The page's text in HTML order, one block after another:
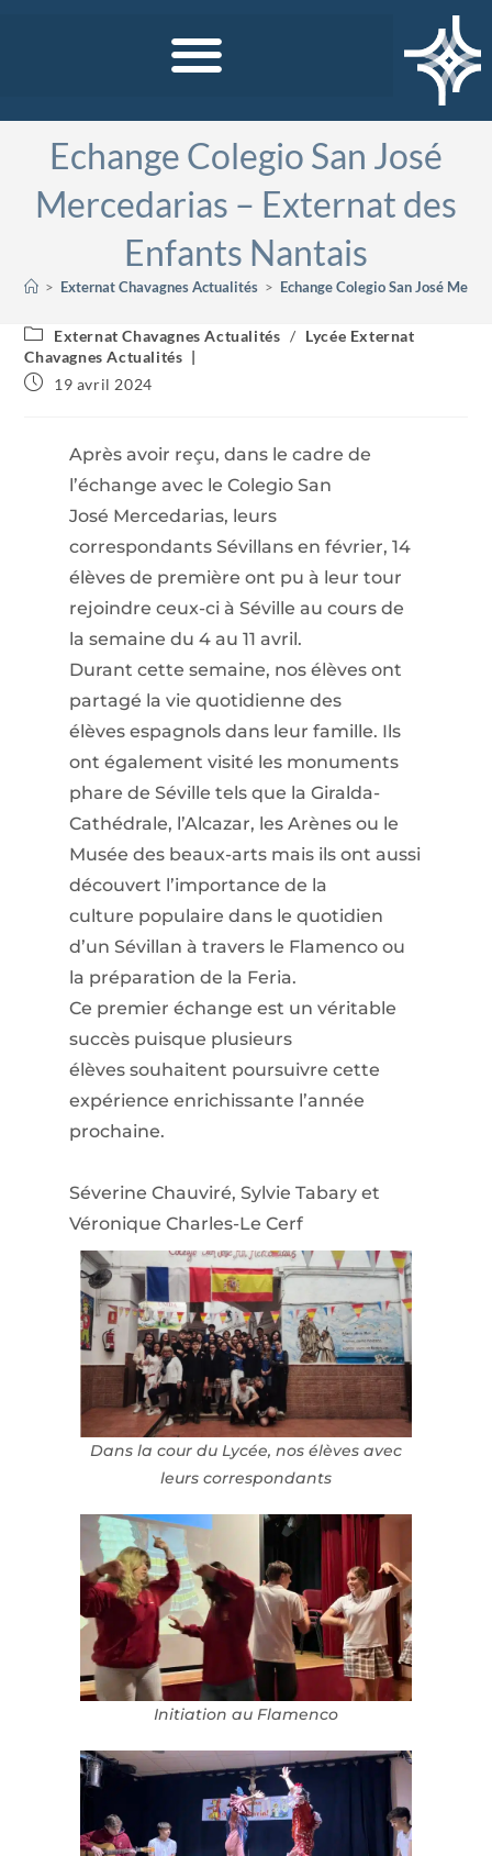
Echange Colegio San José
Mercedarias – Externat des
Enfants Nantais
> Externat Chavagnes Actualités > Echange Colegio San José
Externat Chavagnes Actualités / Lycée Externat
Chavagnes Actualités
19 avril 2024
Après avoir reçu, dans le cadre de
l’échange avec le Colegio San
José Mercedarias, leurs
correspondants Sévillans en février, 14
élèves de première ont pu à leur tour
rejoindre ceux-ci à Séville au cours de
la semaine du 4 au 11 avril.
Durant cette semaine, nos élèves ont
partagé la vie quotidienne des
élèves espagnols dans leur famille. Ils
ont également visité les monuments
phare de Séville tels que la Giralda-
Cathédrale, l’Alcazar, les Arènes ou le
Musée des beaux-arts mais ils ont aussi
découvert l’importance de la
culture populaire dans le quotidien
d’un Sévillan à travers le Flamenco ou
la préparation de la Feria.
Ce premier échange est un véritable
succès puisque plusieurs
élèves souhaitent poursuivre cette
expérience enrichissante l’année
prochaine.
Séverine Chauviré, Sylvie Tabary et
Véronique Charles-Le Cerf
Dans la cour du Lycée, nos élèves avec
leurs correspondants
Initiation au Flamenco